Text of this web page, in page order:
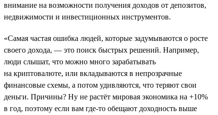
внимание на возможности получения доходов от депозитов,
недвижимости и инвестиционных инструментов.
«Самая частая ошибка людей, которые задумываются о росте
своего дохода, — это поиск быстрых решений. Например,
люди слышат, что можно много зарабатывать
на криптовалюте, или вкладываются в непрозрачные
финансовые схемы, а потом удивляются, что теряют свои
деньги. Причины? Ну не растёт мировая экономика на +10%
в год, поэтому если вам где-то обещают доходность выше